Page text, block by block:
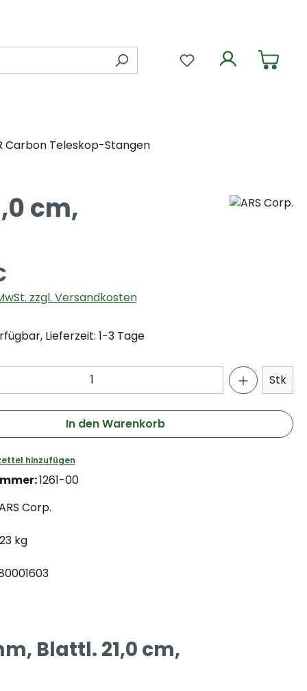
Du hast 0
Carbon Teleskop-Stangen
cm,
zzgl. Versandkosten
Lieferzeit: 1-3 Tage
Stk
In den Warenkorb
hinzufügen
1261-00
Corp.
kg
Blattl. 21,0 cm,